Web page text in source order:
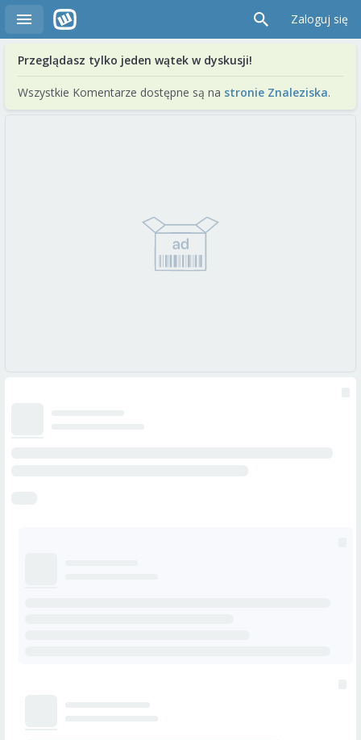
Zaloguj się
Przeglądasz tylko jeden wątek w dyskusji!
Wszystkie Komentarze dostępne są na stronie Znaleziska.